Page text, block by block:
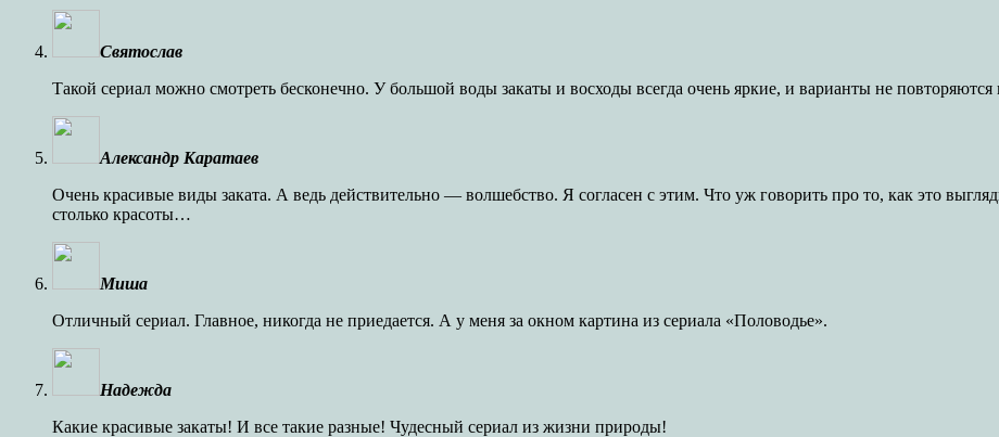
Святослав
Такой сериал можно смотреть бесконечно. У большой воды закаты и восходы всегда очень яркие, и варианты не повторяются
Александр Каратаев
Очень красивые виды заката. А ведь действительно — волшебство. Я согласен с этим. Что уж говорить про то, как это
столько красоты…
Миша
Отличный сериал. Главное, никогда не приедается. А у меня за окном картина из сериала «Половодье».
Надежда
Какие красивые закаты! И все такие разные! Чудесный сериал из жизни природы!